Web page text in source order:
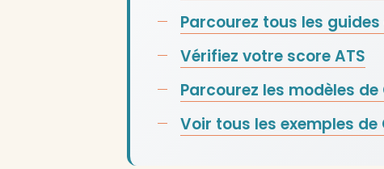
Parcourez tous les
Vérifiez votre score ATS
Parcourez les modèles
Voir tous les exemples de